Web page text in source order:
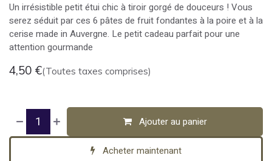
Un irrésistible petit étui chic à tiroir gorgé de douceurs ! Vous
serez séduit par ces 6 pâtes de fruit fondantes à la poire et à la
cerise made in Auvergne. Le petit cadeau parfait pour une
attention gourmande
4,50 €(Toutes taxes comprises)
Ajouter au panier
Acheter maintenant